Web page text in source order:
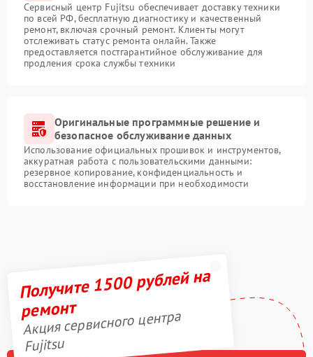
Сервисный центр Fujitsu обеспечивает доставку техники
по всей РФ, бесплатную диагностику и качественный
ремонт, включая срочный ремонт. Клиенты могут
отслеживать статус ремонта онлайн. Также
предоставляется постгарантийное обслуживание для
продления срока службы техники
Оригинальные программные решение и
безопасное обслуживание данных
Использование официальных прошивок и инструментов,
аккуратная работа с пользовательскими данными:
резервное копирование, конфиденциальность и
восстановление информации при необходимости
Получите 1500 рублей на
ремонт
Акция сервисного центра
Fujitsu